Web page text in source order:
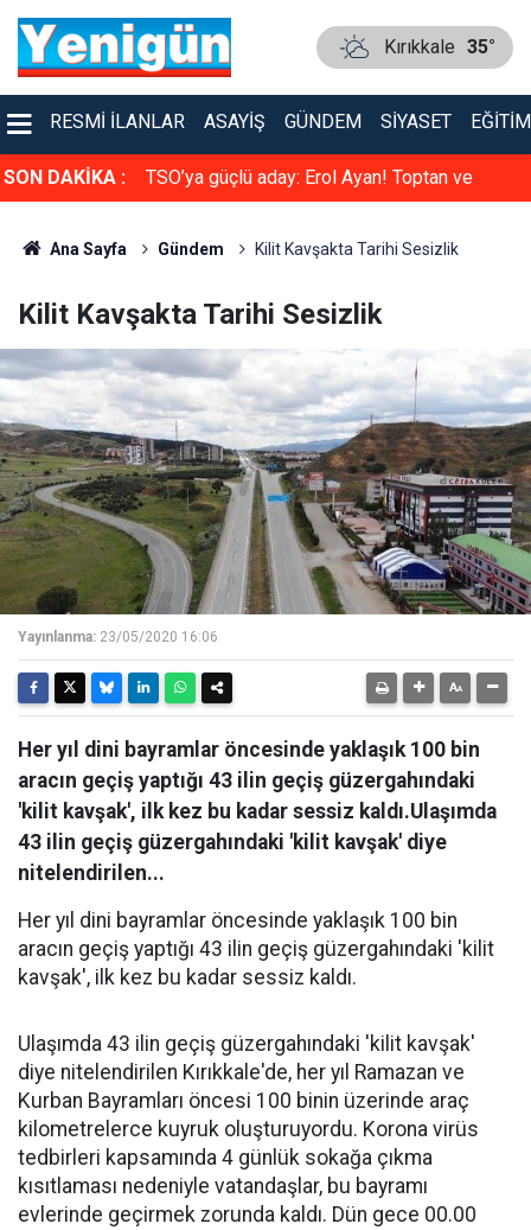
Kırıkkale 35°
RESMI İLANLAR ASAYIŞ GÜNDEM SIYASET EĞITIM
SON DAKİKA :
çarpıştı TSO’ya güçlü aday: Erol Ayan! Toptan ve
Ana Sayfa Gündem Kilit Kavşakta Tarihi Sesizlik
Kilit Kavşakta Tarihi Sesizlik
Yayınlanma: 23/05/2020 16:06
Her yıl dini bayramlar öncesinde yaklaşık 100 bin
aracın geçiş yaptığı 43 ilin geçiş güzergahındaki
'kilit kavşak', ilk kez bu kadar sessiz kaldı.Ulaşımda
43 ilin geçiş güzergahındaki 'kilit kavşak' diye
nitelendirilen...
Her yıl dini bayramlar öncesinde yaklaşık 100 bin
aracın geçiş yaptığı 43 ilin geçiş güzergahındaki 'kilit
kavşak', ilk kez bu kadar sessiz kaldı.
Ulaşımda 43 ilin geçiş güzergahındaki 'kilit kavşak'
diye nitelendirilen Kırıkkale'de, her yıl Ramazan ve
Kurban Bayramları öncesi 100 binin üzerinde araç
kilometrelerce kuyruk oluşturuyordu. Korona virüs
tedbirleri kapsamında 4 günlük sokağa çıkma
kısıtlaması nedeniyle vatandaşlar, bu bayramı
evlerinde geçirmek zorunda kaldı. Dün gece 00.00